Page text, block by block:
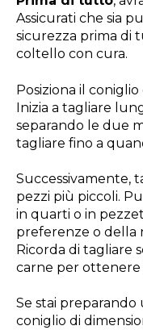
Assicurati che sia
sicurezza prima di
coltello con cura.
Posiziona il
Inizia a tagliare
separando le due
tagliare fino a
Successivamente,
pezzi più piccoli.
in quarti o in
preferenze o della
Ricorda di tagliare
carne per ottenere
Se stai
coniglio di